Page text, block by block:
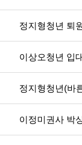
정지형청년 퇴
이상오청년 입
정지형청년(바
이정미권사 박